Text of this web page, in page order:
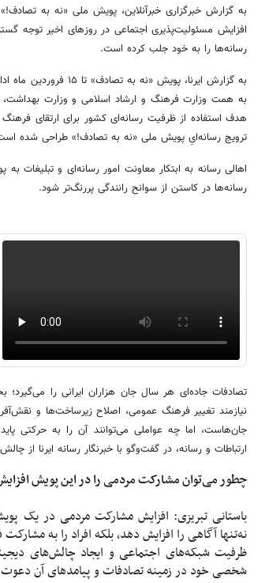
به گزارش خبرگزاری خبرآنلاین، پویش ملی «نه به
افزایش مسئولیت‌پذیری اجتماعی در روزهای اخیر توجه
رسانه‌ها را به خود جلب کرده است.
به گزارش ایرنا، پویش
به همت وزارت فرهنگ و ارشاد اسلامی و وزارت
هدف استفاده از ظرفیت رسانه‌ای کشور برای ارتقای
ترویج رسانه‌ایِ پویش ملی «نه به تصادف!» طراحی شده
اهالی رسانه به ابتکار معاونت امور رسانه‌ای و
رسانه‌ها در کاستن از سوانح رانندگی پررنگ‌تر شود.
تصادفات جاده‌ای هر سال جان هزاران ایرانی را می‌گیرد؛
نیازمند تغییر فرهنگ عمومی، اصلاح زیرساخت‌ها و
جان‌هاست، اما چه عواملی می‌توانند آن را به حرکتی
ارتباطات و رسانه، در گفت‌وگو با خبرنگار رسانه ایرنا از
چطور می‌توان مشارکت مردمی را در این پویش
باستانی تبریزی: افزایش مشارکت مردمی در یک
نه‌تنها آگاهی را افزایش دهد، بلکه افراد را به
ظرفیت شبکه‌های اجتماعی و ایجاد چالش‌های
شخصی خود در زمینه تصادفات و پیامدهای آن